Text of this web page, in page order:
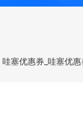
哇塞优惠券_哇塞优